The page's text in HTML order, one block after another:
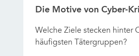
Die Motive von Cyber-
Welche Ziele stecken hinter
häufigsten Tätergruppen?